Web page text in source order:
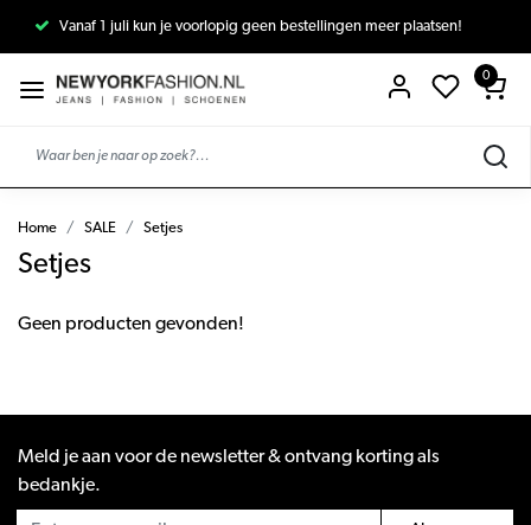
Vanaf 1 juli kun je voorlopig geen bestellingen meer plaatsen!
0
Home SALE Setjes
Setjes
Geen producten gevonden!
Meld je aan voor de newsletter & ontvang korting als
bedankje.